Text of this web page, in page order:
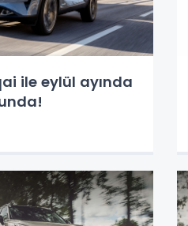
ile eylül ayında